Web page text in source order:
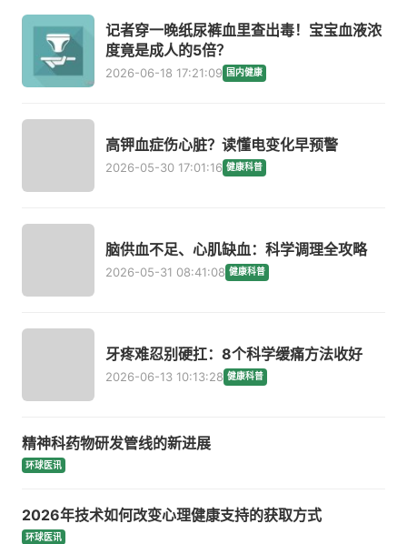
记者穿一晚纸尿裤血里查出毒！宝宝血液浓
度竟是成人的5倍？
2026-06-18 17:21:09 国内健康
高钾血症伤心脏？读懂电变化早预警
2026-05-30 17:01:16 健康科普
脑供血不足、心肌缺血：科学调理全攻略
2026-05-31 08:41:08 健康科普
牙疼难忍别硬扛：8个科学缓痛方法收好
2026-06-13 10:13:28 健康科普
精神科药物研发管线的新进展
环球医讯
2026年技术如何改变心理健康支持的获取方式
环球医讯